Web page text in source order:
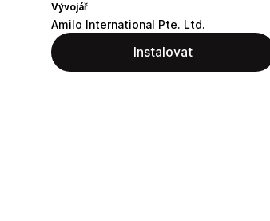
Vývojář
Amilo International Pte. Ltd.
Instalovat